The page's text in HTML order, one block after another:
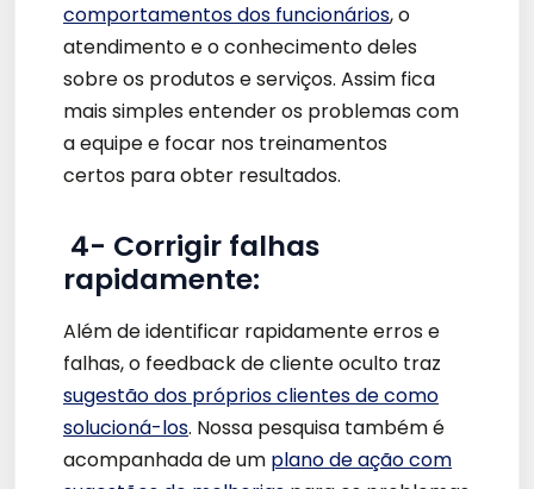
comportamentos dos funcionários, o
atendimento e o conhecimento deles
sobre os produtos e serviços. Assim fica
mais simples entender os problemas com
a equipe e focar nos treinamentos
certos para obter resultados.
4- Corrigir falhas
rapidamente:
Além de identificar rapidamente erros e
falhas, o feedback de cliente oculto traz
sugestão dos próprios clientes de como
solucioná-los. Nossa pesquisa também é
acompanhada de um plano de ação com